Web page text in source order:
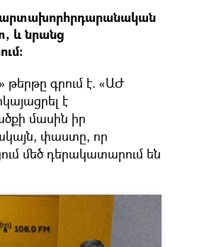
արտախորհրդարանական
և նրանց
թերթը գրում է. «ԱԺ
է
մասին իր
փաստը, որ
մեծ դերակատարում են